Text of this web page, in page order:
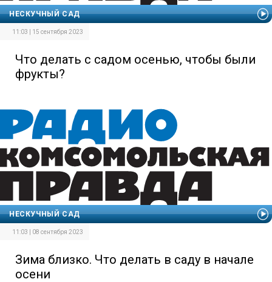
НЕСКУЧНЫЙ САД
11:03 | 15 сентября 2023
Что делать с садом осенью, чтобы были
фрукты?
НЕСКУЧНЫЙ САД
11:03 | 08 сентября 2023
Зима близко. Что делать в саду в начале
осени